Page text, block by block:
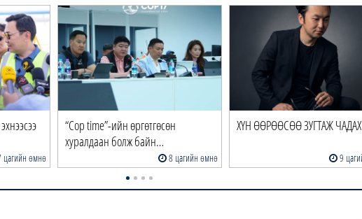
цагийн өмнө
“Cop time”-ийн өргөтгөсөн
хуралдаан болж байн…
8 цагийн өмнө
ХҮН ӨӨРӨӨСӨӨ ЗУГТАЖ ЧАДАХ
9